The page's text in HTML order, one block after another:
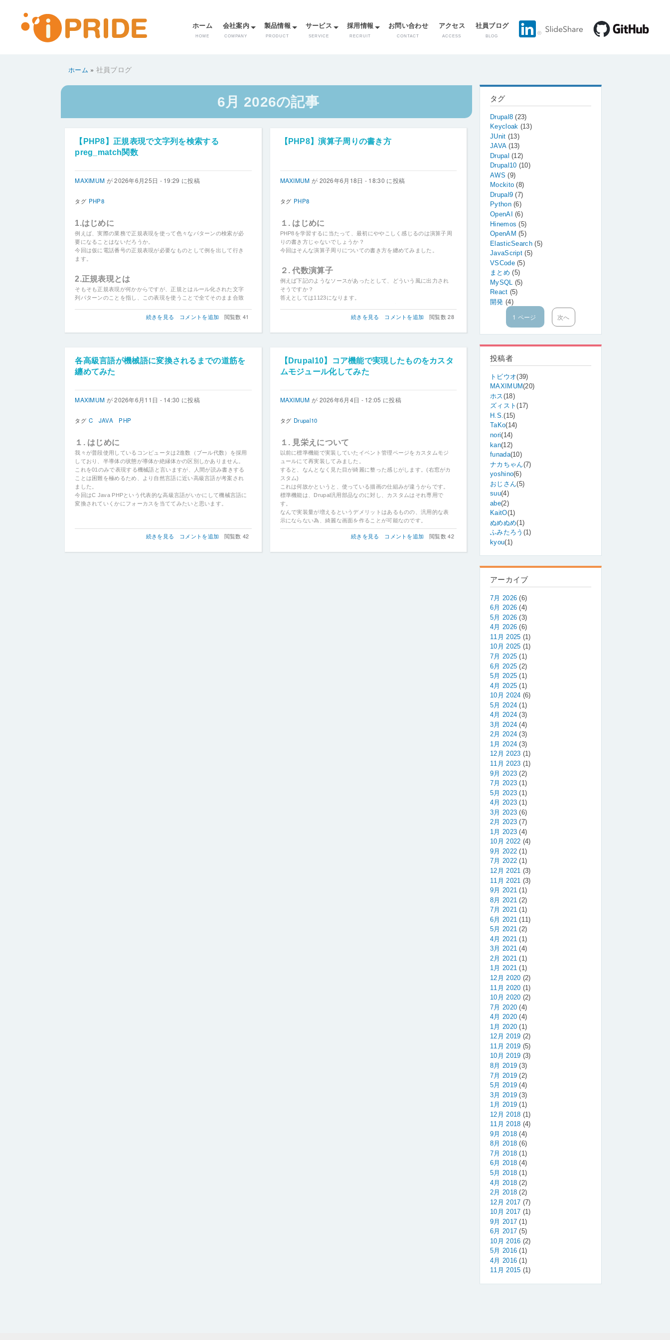
ン
ニ
ホーム
HOME
会社案内
COMPANY
製品情報
PRODUCT
サービス
SERVICE
採用情報
RECRUIT
お問い合わせ
CONTACT
アクセス
ACCESS
社員ブログ
BLOG
ン
ホーム 社員ブログ
6月 2026の記事
【PHP8】正規表現で文字列を検索する
preg_match関数
MAXIMUM が2026年6月25日 - 19:29 に投稿
タグ PHP8
1.はじめに
例えば、実際の業務で正規表現を使って色々なパターンの検索が必
要になることはないだろうか。
今回は仮に電話番号の正規表現が必要なものとして例を出して行き
ます。
2.正規表現とは
そもそも正規表現が何かからですが、正規とはルール化された文字
列パターンのことを指し、この表現を使うことで全てそのまま合致
例： 数字の場合 [0-9] 英語の場合 [A-Z] ひらがな漢字混合の場合
【PHP8】
規
で
を
検
数
の
続きを見る コメントを追加 閲覧数 41
【PHP8】演算子周りの書き方
MAXIMUM が 2026年6月18日 - 18:30 に投稿
タグ PHP8
１. はじめに
PHP8を学習するに当たって、最初にややこしく感じるのは演算子周
りの書き方じゃないでしょうか？
今回はそんな演算子周りについての書き方を纏めてみました。
２. 代数演算子
例えば下記のようなソースがあったとして、どういう風に出力され
そうですか？
答えとしては1123になります。
$counter = 0;
echo $counter++; //表示してから増やす
echo $counter;
echo ++$counter; //増やしてから表示する
【PHP8】
算
り
の
書
方
の
続きを見る コメントを追加 閲覧数 28
各高級言語が機械語に変換されるまでの道筋を
纏めてみた
MAXIMUM が2026年6月11日 - 14:30 に投稿
タグ C JAVA PHP
１. はじめに
我々が普段使用しているコンピュータは2進数（ブール代数）を採用
しており、半導体の状態が導体か絶縁体かの区別しかありません。
これを01のみで表現する機械語と言いますが、人間が読み書きする
ことは困難を極めるため、より自然言語に近い高級言語が考案され
ました。
今回はC Java PHPという代表的な高級言語がいかにして機械言語に
変換されていくかにフォーカスを当ててみたいと思います。
各
級
続きを見る コメントを追加 閲覧数 42
【Drupal10】コア機能で実現したものをカスタ
ムモジュール化してみた
MAXIMUM が 2026年6月4日 - 12:05 に投稿
タグ Drupal10
１. 見栄えについて
以前に標準機能で実装していたイベント管理ページをカスタムモジ
ュールにて再実装してみました。
すると、なんとなく見た目が綺麗に整った感じがします。(右窓がカ
スタム)
これは何故かというと、使っている描画の仕組みが違うからです。
標準機能は、Drupal汎用部品なのに対し、カスタムはそれ専用で
す。
なんで実装量が増えるというデメリットはあるものの、汎用的な表
示にならない為、綺麗な画面を作ることが可能なのです。
【Drupal10】
ア
続きを見る コメントを追加 閲覧数 42
タグ
Drupal8(23)
Keycloak (13)
JUnit (13)
JAVA (13)
Drupal(12)
Drupal10 (10)
AWS(9)
Mockito(8)
Drupal9(7)
Python(6)
OpenAI(6)
Hinemos(5)
OpenAM(5)
ElasticSearch(5)
JavaScript(5)
VSCode(5)
まとめ(5)
MySQL (5)
React (5)
開発 (4)
ジ
送
り
1 ページ
次
ペ
ー
次へ
投稿者
トビウオ(39)
MAXIMUM(20)
ホス (18)
ズィスト(17)
H.S.(15)
TaKo(14)
nori(14)
kan(12)
funada(10)
ナカちゃん(7)
yoshino(6)
おじさん(5)
suu(4)
abe(2)
KaitO(1)
ぬめぬめ(1)
ふみたろう (1)
kyou(1)
アーカイブ
7月 2026 (6)
6月 2026 (4)
5月 2026 (3)
4月 2026 (6)
11月 2025 (1)
10月 2025 (1)
7月 2025 (1)
6月 2025 (2)
5月 2025 (1)
4月 2025 (1)
10月 2024 (6)
5月 2024 (1)
4月 2024 (3)
3月 2024 (4)
2月 2024 (3)
1月 2024 (3)
12月 2023 (1)
11月 2023 (1)
9月 2023 (2)
7月 2023 (1)
5月 2023 (1)
4月 2023 (1)
3月 2023 (6)
2月 2023 (7)
1月 2023 (4)
10月 2022 (4)
9月 2022 (1)
7月 2022 (1)
12月 2021 (3)
11月 2021 (3)
9月 2021 (1)
8月 2021 (2)
7月 2021 (1)
6月 2021 (11)
5月 2021 (2)
4月 2021 (1)
3月 2021 (4)
2月 2021 (1)
1月 2021 (1)
12月 2020 (2)
11月 2020 (1)
10月 2020 (2)
7月 2020 (4)
4月 2020 (4)
1月 2020 (1)
12月 2019 (2)
11月 2019 (5)
10月 2019 (3)
8月 2019 (3)
7月 2019 (2)
5月 2019 (4)
3月 2019 (3)
1月 2019 (1)
12月 2018 (1)
11月 2018 (4)
9月 2018 (4)
8月 2018 (6)
7月 2018 (1)
6月 2018 (4)
5月 2018 (1)
4月 2018 (2)
2月 2018 (2)
12月 2017 (7)
10月 2017 (1)
9月 2017 (1)
6月 2017 (5)
10月 2016 (2)
5月 2016 (1)
4月 2016 (1)
11月 2015 (1)